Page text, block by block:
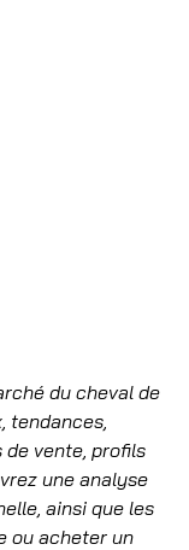
du cheval de
tendances,
vente, profils
une analyse
ainsi que les
ou acheter un